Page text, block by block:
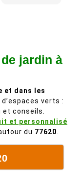
débordait trop
chez les
plein de bois
mort. C'est
délicat parce
que c'est un
jardin à
et dans les
verts :
conseils.
et personnalisé
du 77620